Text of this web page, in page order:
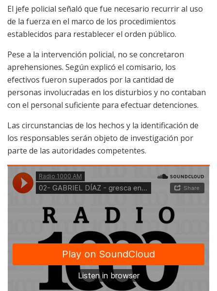
El jefe policial señaló que fue necesario recurrir al uso
de la fuerza en el marco de los procedimientos
establecidos para restablecer el orden público.
Pese a la intervención policial, no se concretaron
aprehensiones. Según explicó el comisario, los
efectivos fueron superados por la cantidad de
personas involucradas en los disturbios y no contaban
con el personal suficiente para efectuar detenciones.
Las circunstancias de los hechos y la identificación de
los responsables serán objeto de investigación por
parte de las autoridades competentes.